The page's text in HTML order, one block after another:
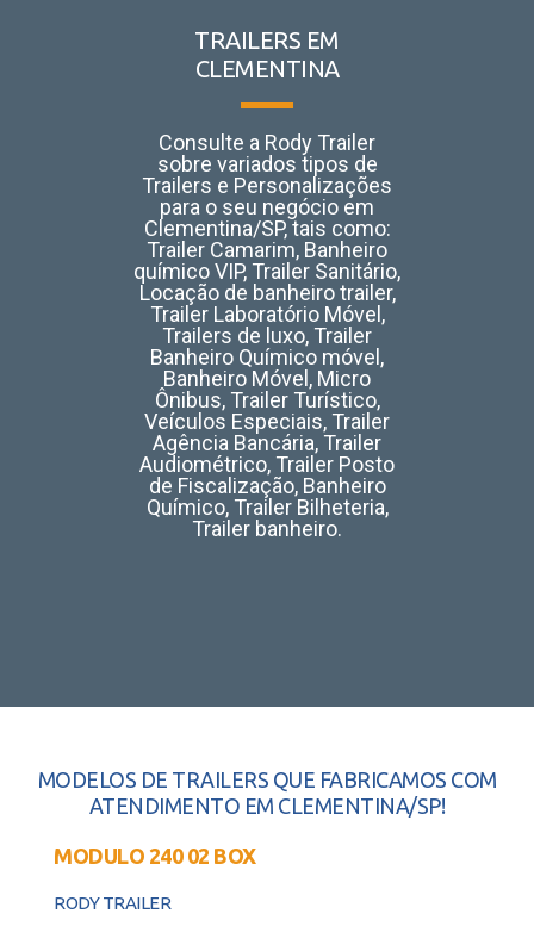
TRAILERS EM
CLEMENTINA
Consulte a Rody Trailer
sobre variados tipos de
Trailers e Personalizações
para o seu negócio em
Clementina/SP, tais como:
Trailer Camarim, Banheiro
químico VIP, Trailer Sanitário,
Locação de banheiro trailer,
Trailer Laboratório Móvel,
Trailers de luxo, Trailer
Banheiro Químico móvel,
Banheiro Móvel, Micro
Ônibus, Trailer Turístico,
Veículos Especiais, Trailer
Agência Bancária, Trailer
Audiométrico, Trailer Posto
de Fiscalização, Banheiro
Químico, Trailer Bilheteria,
Trailer banheiro.
MODELOS DE TRAILERS QUE FABRICAMOS COM
ATENDIMENTO EM CLEMENTINA/SP!
MODULO 240 02 BOX
RODY TRAILER